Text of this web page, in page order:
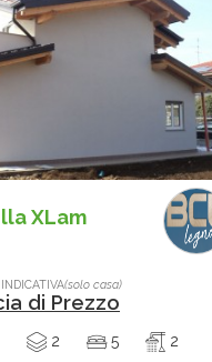
XLam
(solo casa)
di Prezzo
2 5 2